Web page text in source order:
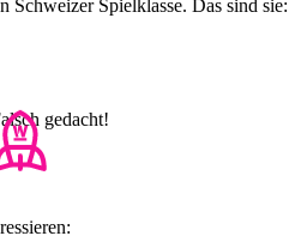
Schweizer Spielklasse. Das sind sie:
gedacht!